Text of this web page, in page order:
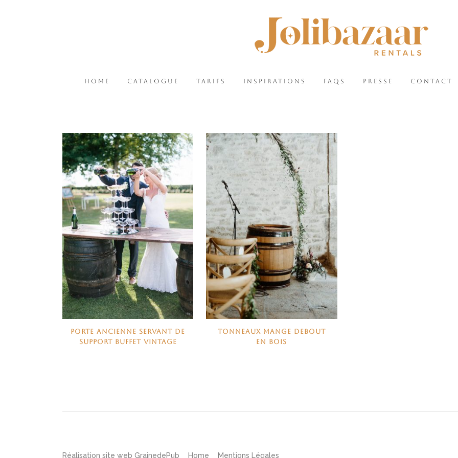
HOME CATALOGUE TARIFS INSPIRATIONS FAQS PRESSE CONTACT
PORTE ANCIENNE SERVANT DE
SUPPORT BUFFET VINTAGE
TONNEAUX MANGE DEBOUT
EN BOIS
Réalisation site web GrainedePub Home Mentions Légales